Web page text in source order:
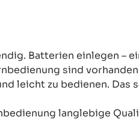
Batterien einlegen –
sind
leicht zu bedienen.
langlebige